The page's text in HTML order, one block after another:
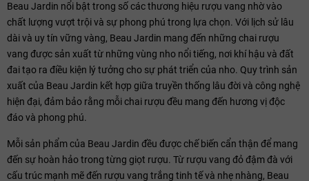
Beau Jardin nổi bật trong số các thương hiệu rượu vang nhờ vào
chất lượng vượt trội và sự phong phú trong lựa chọn. Với lịch sử lâu
dài và uy tín vững vàng, Beau Jardin mang đến những chai rượu
vang được sản xuất từ những vùng nho nổi tiếng, nơi khí hậu và đất
đai tạo ra điều kiện lý tưởng cho sự phát triển của nho. Quy trình sản
xuất của Beau Jardin kết hợp giữa truyền thống lâu đời và công nghệ
hiện đại, đảm bảo rằng mỗi chai rượu đều mang đến hương vị độc
đáo và phong phú.
Mỗi sản phẩm của Beau Jardin đều được chế biến cẩn thận để mang
đến sự hoàn hảo trong từng giọt rượu. Từ rượu vang đỏ đậm đà với
cấu trúc mạnh mẽ đến rượu vang trắng tinh tế và nhẹ nhàng, Beau